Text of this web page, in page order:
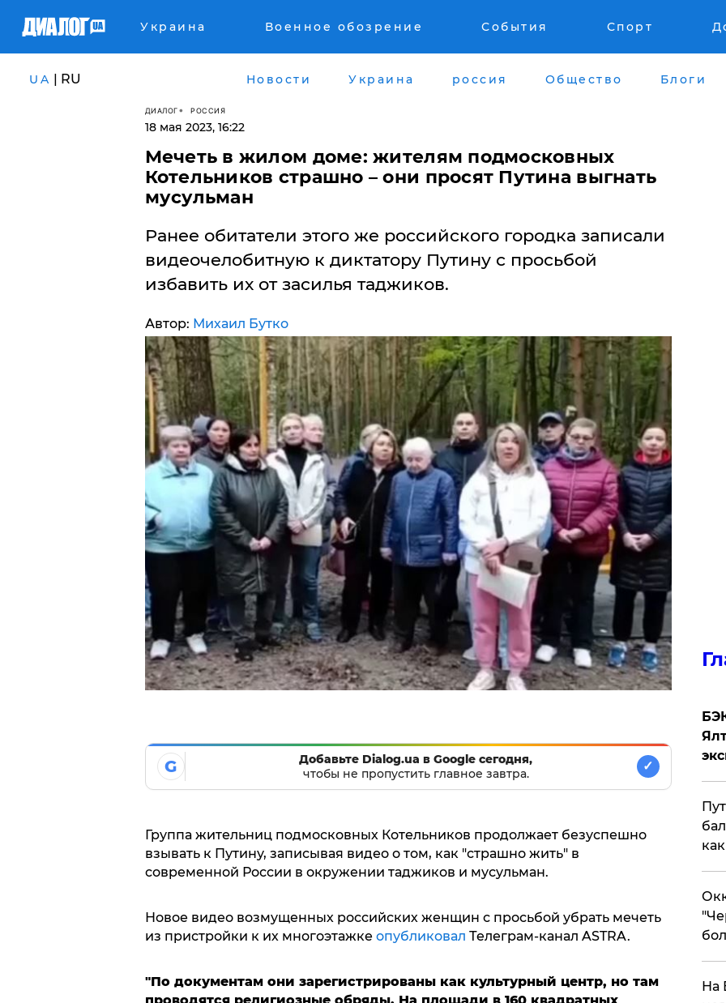
Украина Военное обозрение События Спорт
UA | RU Новости Украина россия Общество Блоги
ДИАЛОГ РОССИЯ
18 мая 2023, 16:22
Мечеть в жилом доме: жителям подмосковных
Котельников страшно – они просят Путина выгнать
мусульман
Ранее обитатели этого же российского городка записали
видеочелобитную к диктатору Путину с просьбой
избавить их от засилья таджиков.
Автор: Михаил Бутко
G
Добавьте Dialog.ua в Google сегодня,
чтобы не пропустить главное завтра.
✓
Группа жительниц подмосковных Котельников продолжает безуспешно
взывать к Путину, записывая видео о том, как "страшно жить" в
современной России в окружении таджиков и мусульман.
Новое видео возмущенных российских женщин с просьбой убрать мечеть
из пристройки к их многоэтажке опубликовал Телеграм-канал ASTRA.
"По документам они зарегистрированы как культурный центр, но там
На